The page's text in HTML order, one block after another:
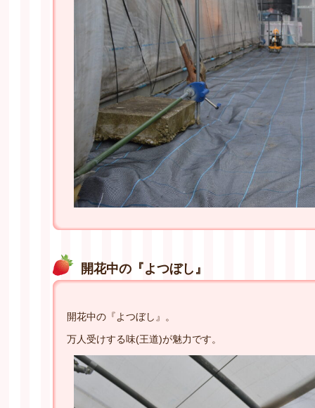
開花中の『よつぼし』
開花中の『よつぼし』。
万人受けする味(王道)が魅力です。